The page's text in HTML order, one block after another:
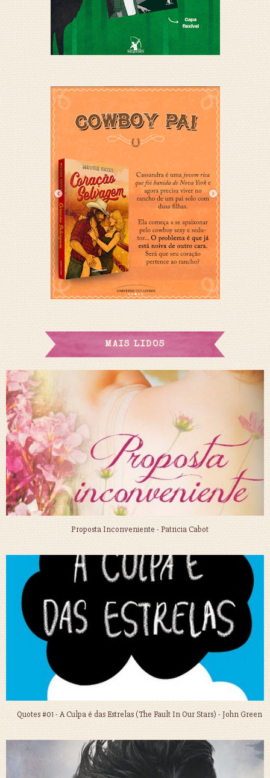
MAIS LIDOS
Proposta Inconveniente - Patricia Cabot
Quotes #01 - A Culpa é das Estrelas (The Fault In Our Stars) - John Green